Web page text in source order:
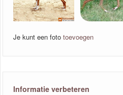
Je kunt een foto toevoegen
Informatie verbeteren